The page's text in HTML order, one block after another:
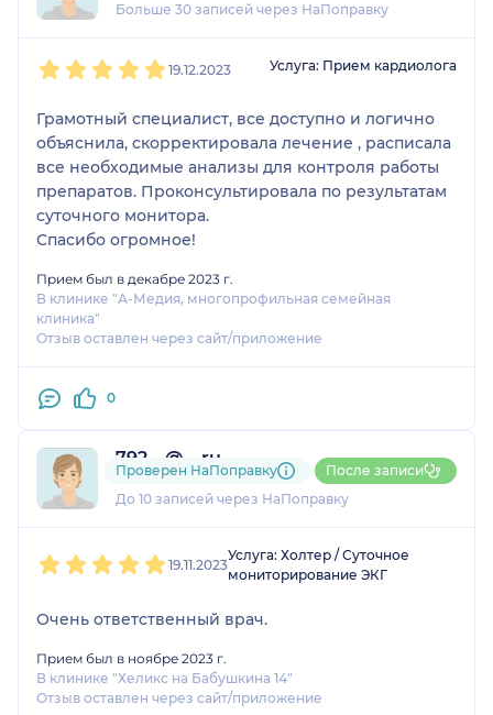
Больше 30 записей через НаПоправку
19.12.2023 Услуга: Прием кардиолога
Грамотный специалист, все доступно и логично
объяснила, скорректировала лечение , расписала
все необходимые анализы для контроля работы
препаратов. Проконсультировала по результатам
суточного монитора.
Спасибо огромное!
Прием был в декабре 2023 г.
В клинике "А-Медия, многопрофильная семейная
клиника"
Отзыв оставлен через сайт/приложение
0
792....@....ru
2 отзыва
До 10 записей через НаПоправку
Проверен НаПоправку После записи
19.11.2023
Услуга: Холтер / Суточное
мониторирование ЭКГ
Очень ответственный врач.
Прием был в ноябре 2023 г.
В клинике "Хеликс на Бабушкина 14"
Отзыв оставлен через сайт/приложение